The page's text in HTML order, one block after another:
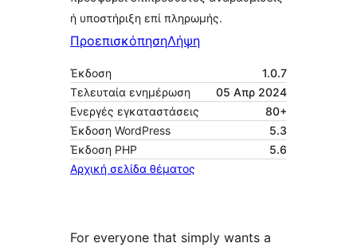
ή υποστήριξη επί πληρωμής.
ΠροεπισκόπησηΛήψη
Έκδοση
1.0.7
Τελευταία ενημέρωση
05 Απρ 2024
Ενεργές εγκαταστάσεις
80+
Έκδοση WordPress
5.3
Έκδοση ΡΗΡ
5.6
Αρχική σελίδα θέματος
For everyone that simply wants a